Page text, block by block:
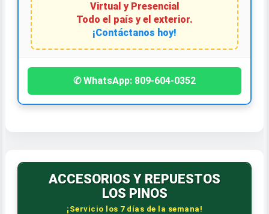
Virtual y Presencial
Todo el país y el exterior.
¡Contáctanos hoy!
✆ WhatsApp: 809-604-0352
ACCESORIOS Y REPUESTOS
LOS PINOS
¡Servicio los 7 días de la semana!